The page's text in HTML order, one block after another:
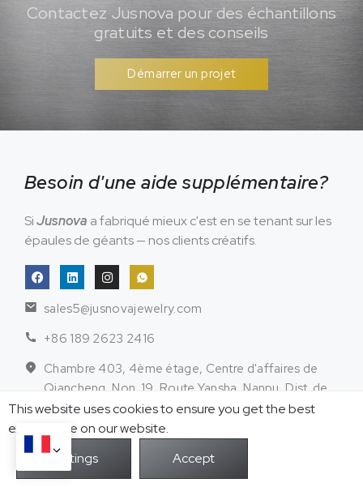
Contactez Jusnova pour des échantillons
gratuits et des conseils
Démarrer un projet
Besoin d'une aide supplémentaire?
SiJusnova a fabriqué mieux c'est en se tenant sur les
épaules de géants — nos clients créatifs.
sales5@jusnovajewelry.com
+86 189 2623 2416
Chambre 403, 4ème étage, Centre d'affaires de
Qiancheng, Non. 19, Route Yansha, Nanpu, Dist. de
Panyu., Canton, Guangdong, Chine
Bijoux en acier
inoxydable
Bijoux en argent
sterling
This website uses cookies to ensure you get the best
exprerience on our website.